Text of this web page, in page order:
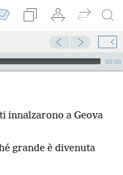
00:00
innalzarono a Geova
grande è divenuta